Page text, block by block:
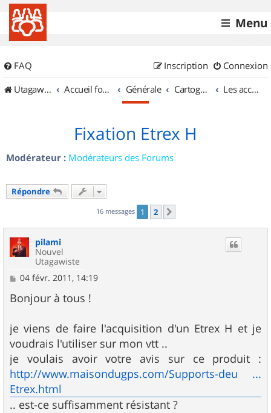
Menu
FAQ Connexion
Inscription
UtagawaVTT (Randos VTT et VTTAE avec traces GPS)
Accueil forum Générale Cartographie et GPS Les accessoires
Fixation Etrex H
Modérateur : Modérateurs des Forums
Répondre
16 messages 1 2
pilami
Nouvel
Utagawiste
M
s
s
g
e
04 févr. 2011, 14:19
Bonjour à tous !
je viens de faire l'acquisition d'un Etrex H et je
voudrais l'utiliser sur mon vtt ..
je voulais avoir votre avis sur ce produit :
http://www.maisondugps.com/Supports-deu ...
Etrex.html
.. est-ce suffisamment résistant ?